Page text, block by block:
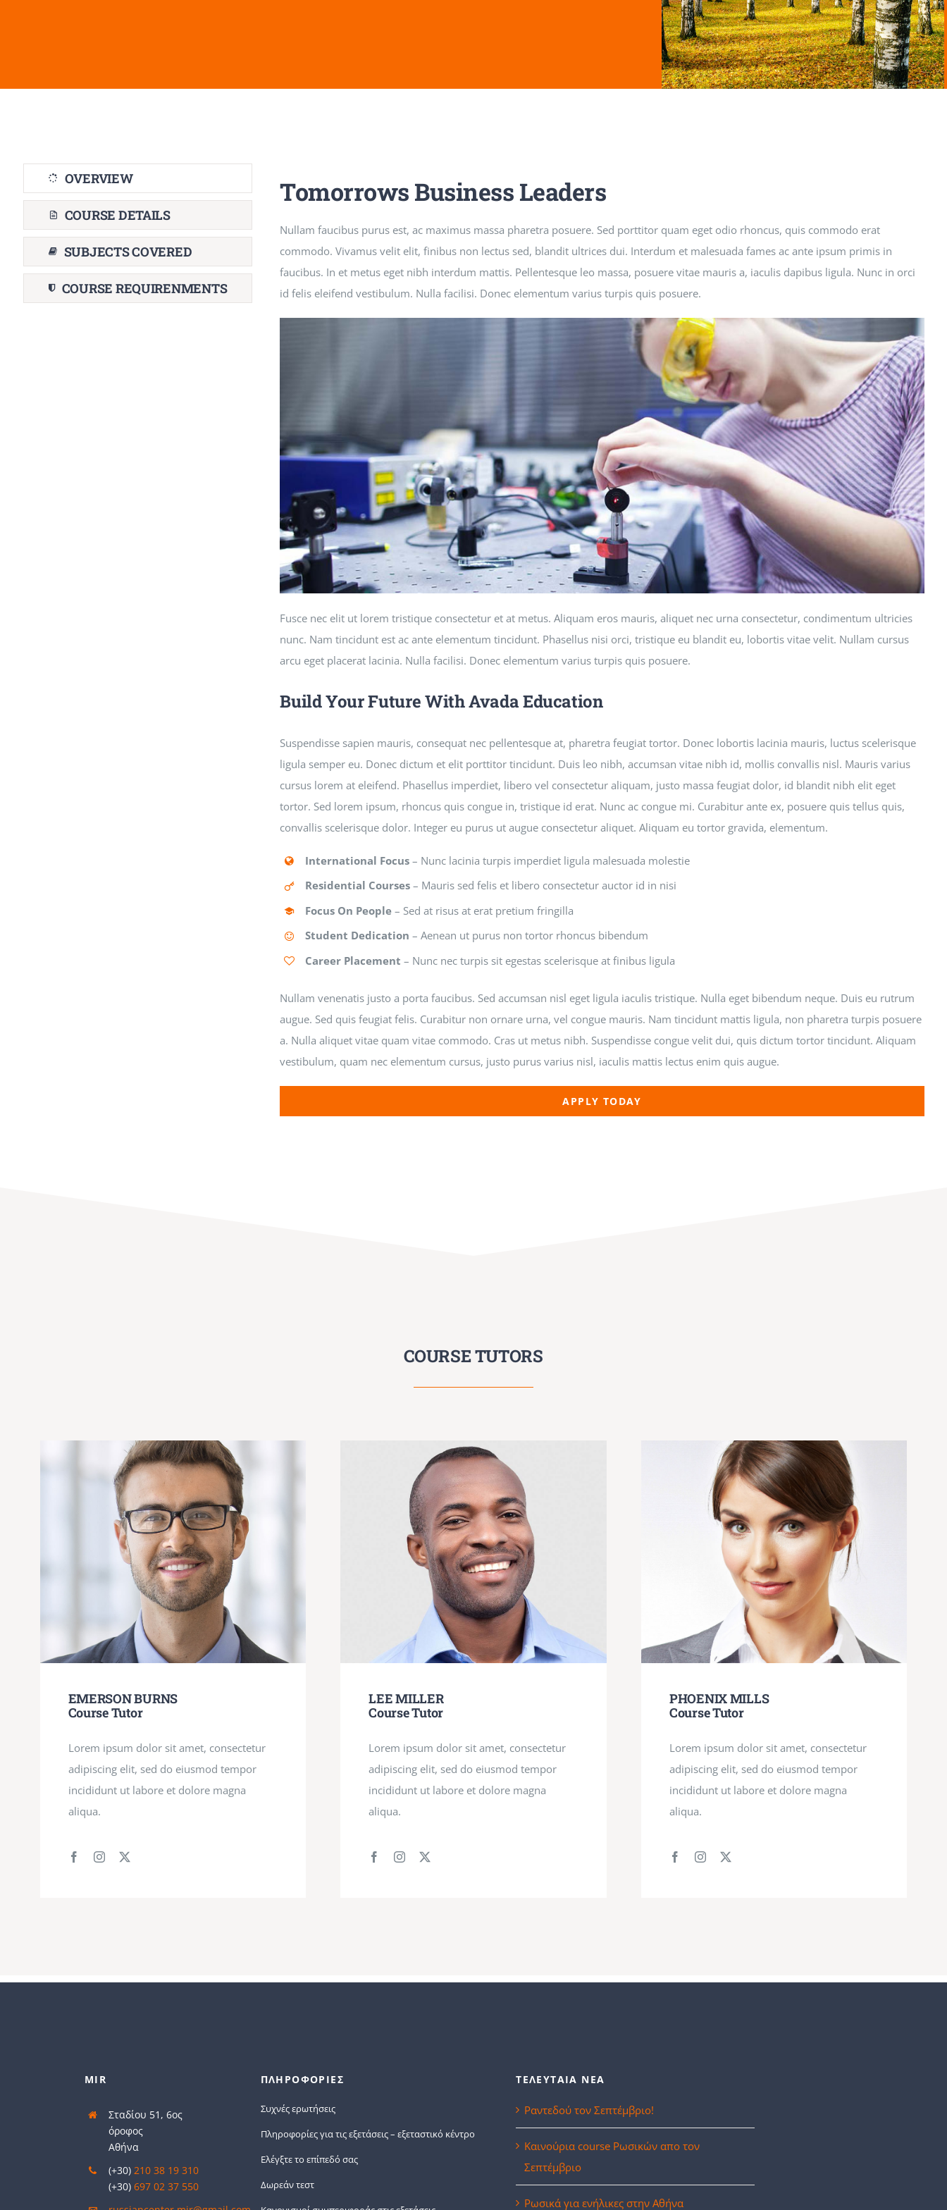
OVERVIEW
COURSE DETAILS
SUBJECTS COVERED
COURSE REQUIRENMENTS
Tomorrows Business Leaders
Nullam faucibus purus est, ac maximus massa pharetra posuere. Sed porttitor quam eget odio rhoncus, quis commodo erat
commodo. Vivamus velit elit, finibus non lectus sed, blandit ultrices dui. Interdum et malesuada fames ac ante ipsum primis in
faucibus. In et metus eget nibh interdum mattis. Pellentesque leo massa, posuere vitae mauris a, iaculis dapibus ligula. Nunc in orci
id felis eleifend vestibulum. Nulla facilisi. Donec elementum varius turpis quis posuere.
Fusce nec elit ut lorem tristique consectetur et at metus. Aliquam eros mauris, aliquet nec urna consectetur, condimentum ultricies
nunc. Nam tincidunt est ac ante elementum tincidunt. Phasellus nisi orci, tristique eu blandit eu, lobortis vitae velit. Nullam cursus
arcu eget placerat lacinia. Nulla facilisi. Donec elementum varius turpis quis posuere.
Build Your Future With Avada Education
Suspendisse sapien mauris, consequat nec pellentesque at, pharetra feugiat tortor. Donec lobortis lacinia mauris, luctus scelerisque
ligula semper eu. Donec dictum et elit porttitor tincidunt. Duis leo nibh, accumsan vitae nibh id, mollis convallis nisl. Mauris varius
cursus lorem at eleifend. Phasellus imperdiet, libero vel consectetur aliquam, justo massa feugiat dolor, id blandit nibh elit eget
tortor. Sed lorem ipsum, rhoncus quis congue in, tristique id erat. Nunc ac congue mi. Curabitur ante ex, posuere quis tellus quis,
convallis scelerisque dolor. Integer eu purus ut augue consectetur aliquet. Aliquam eu tortor gravida, elementum.
International Focus – Nunc lacinia turpis imperdiet ligula malesuada molestie
Residential Courses – Mauris sed felis et libero consectetur auctor id in nisi
Focus On People – Sed at risus at erat pretium fringilla
Student Dedication – Aenean ut purus non tortor rhoncus bibendum
Career Placement – Nunc nec turpis sit egestas scelerisque at finibus ligula
Nullam venenatis justo a porta faucibus. Sed accumsan nisl eget ligula iaculis tristique. Nulla eget bibendum neque. Duis eu rutrum
augue. Sed quis feugiat felis. Curabitur non ornare urna, vel congue mauris. Nam tincidunt mattis ligula, non pharetra turpis posuere
a. Nulla aliquet vitae quam vitae commodo. Cras ut metus nibh. Suspendisse congue velit dui, quis dictum tortor tincidunt. Aliquam
vestibulum, quam nec elementum cursus, justo purus varius nisl, iaculis mattis lectus enim quis augue.
APPLY TODAY
COURSE TUTORS
EMERSON BURNS
Course Tutor
Lorem ipsum dolor sit amet, consectetur
adipiscing elit, sed do eiusmod tempor
incididunt ut labore et dolore magna
aliqua.
LEE MILLER
Course Tutor
Lorem ipsum dolor sit amet, consectetur
adipiscing elit, sed do eiusmod tempor
incididunt ut labore et dolore magna
aliqua.
PHOENIX MILLS
Course Tutor
Lorem ipsum dolor sit amet, consectetur
adipiscing elit, sed do eiusmod tempor
incididunt ut labore et dolore magna
aliqua.
MIR
Σταδίου 51, 6ος
όροφος
Αθήνα
(+30) 210 38 19 310
(+30) 697 02 37 550
ΠΛΗΡΟΦΟΡΙΕΣ
Συχνές ερωτήσεις
Πληροφορίες για τις εξετάσεις – εξεταστικό κέντρο
Ελέγξτε το επίπεδό σας
Δωρεάν τεστ
ΤΕΛΕΥΤΑΙΑ ΝΕΑ
Ραντεδού τον Σεπτέμβριο!
Καινούρια course Ρωσικών απο τον
Σεπτέμβριο
Ρωσικά για ενήλικες στην Αθήνα